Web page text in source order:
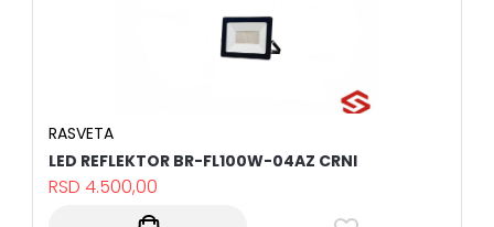
RASVETA
LED REFLEKTOR BR-FL100W-04AZ CRNI
RSD4.500,00